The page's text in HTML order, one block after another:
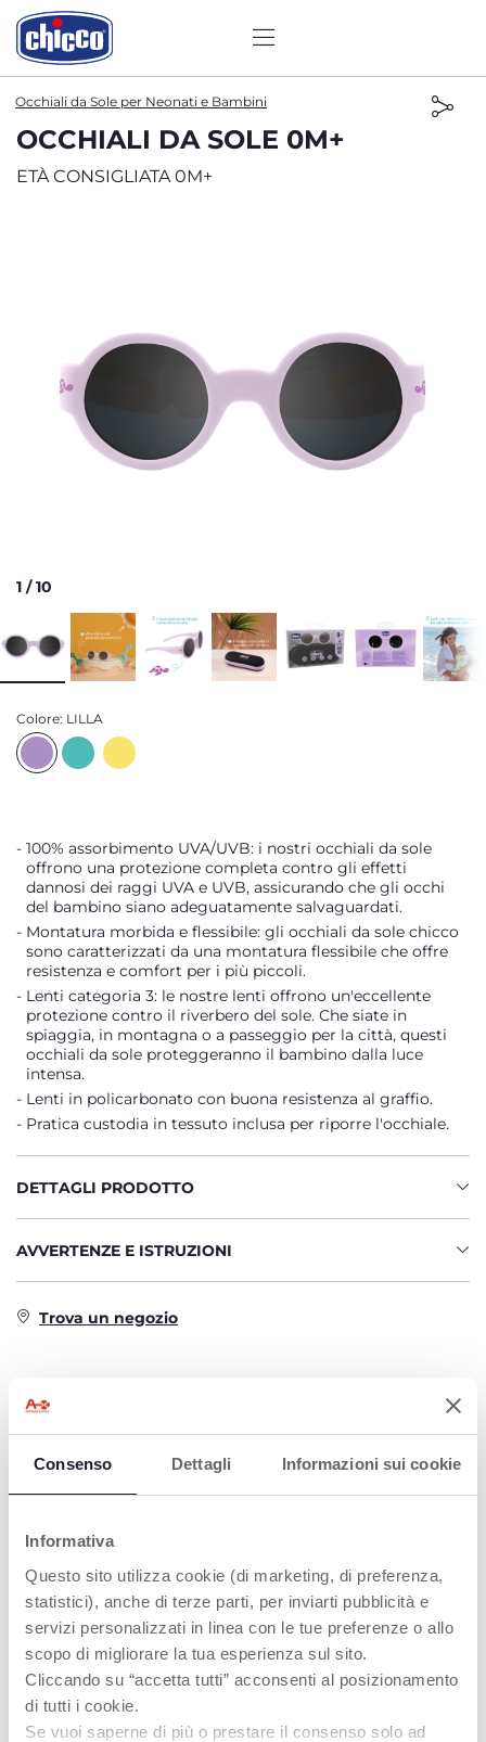
Consenso Dettagli Informazioni sui cookie
Informativa
Questo sito utilizza cookie (di marketing, di preferenza,
statistici), anche di terze parti, per inviarti pubblicità e
servizi personalizzati in linea con le tue preferenze o allo
scopo di migliorare la tua esperienza sul sito.
Cliccando su “accetta tutti” acconsenti al posizionamento
di tutti i cookie.
Se vuoi saperne di più o prestare il consenso solo ad
Occhiali da Sole per Neonati e Bambini
OCCHIALI DA SOLE 0M+
ETÀ CONSIGLIATA 0M+
1 /10
Colore: LILLA
100% assorbimento UVA/UVB: i nostri occhiali da sole
offrono una protezione completa contro gli effetti
dannosi dei raggi UVA e UVB, assicurando che gli occhi
del bambino siano adeguatamente salvaguardati.
Montatura morbida e flessibile: gli occhiali da sole chicco
sono caratterizzati da una montatura flessibile che offre
resistenza e comfort per i più piccoli.
Lenti categoria 3: le nostre lenti offrono un'eccellente
protezione contro il riverbero del sole. Che siate in
spiaggia, in montagna o a passeggio per la città, questi
occhiali da sole proteggeranno il bambino dalla luce
intensa.
Lenti in policarbonato con buona resistenza al graffio.
Pratica custodia in tessuto inclusa per riporre l'occhiale.
DETTAGLI PRODOTTO
AVVERTENZE E ISTRUZIONI
Trova un negozio
INTERESSARTI
+ COLORI + COLORI